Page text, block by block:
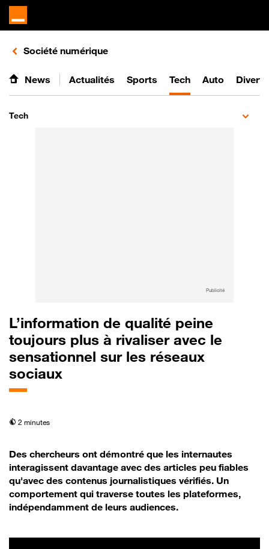
Retours vers le listing d'articles de la catégorie
Société numérique
News Actualités Sports Tech Auto
Tech
Publicité
L’information de qualité peine
toujours plus à rivaliser avec le
sensationnel sur les réseaux
sociaux
temps de lecture
2 minutes
Des chercheurs ont démontré que les internautes
interagissent davantage avec des articles peu fiables
qu'avec des contenus journalistiques vérifiés. Un
comportement qui traverse toutes les plateformes,
indépendamment de leurs audiences.